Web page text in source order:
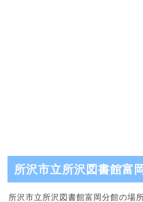
所沢市立所沢図書館富
所沢市立所沢図書館富岡分館の場